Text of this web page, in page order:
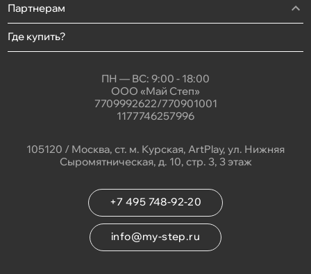
Партнерам
Где купить?
ПН — ВС: 9:00 - 18:00
ООО «Май Степ»
7709992622/770901001
1177746257996
105120 / Москва, ст. м. Курская, ArtPlay, ул. Нижняя
Сыромятническая, д. 10, стр. 3, 3 этаж
+7 495 748-92-20
info@my-step.ru